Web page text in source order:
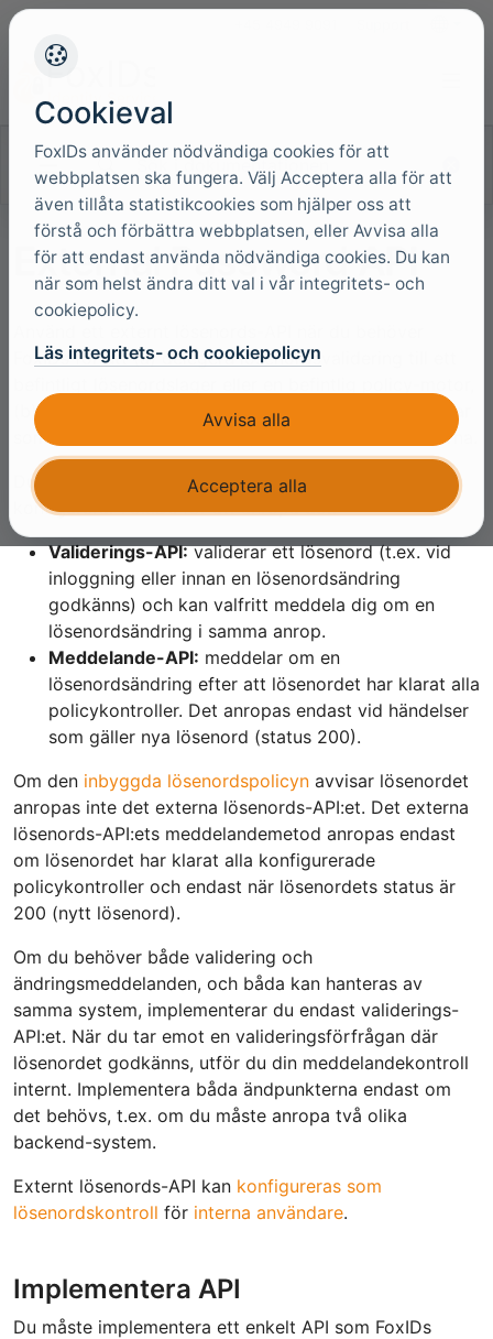
Sök i dokumentationen
External Password API
FoxIDs för att (a) delegera lösenordsvalidering till ett
(b) meddela ett externt system om lösenordsändringar
som utförts i FoxIDs, eller (c) hantera båda scenarierna.
Du implementerar det externa lösenords-API:et och
konfigurerar FoxIDs för att anropa det.
Validerings-API:validerar ett lösenord (t.ex. vid
inloggning eller innan en lösenordsändring
godkänns) och kan valfritt meddela dig om en
lösenordsändring i samma anrop.
Meddelande-API: meddelar om en
lösenordsändring efter att lösenordet har klarat alla
policykontroller. Det anropas endast vid händelser
som gäller nya lösenord (status 200).
Om den inbyggda lösenordspolicyn avvisar lösenordet
anropas inte det externa lösenords-API:et. Det externa
lösenords-API:ets meddelandemetod anropas endast
om lösenordet har klarat alla konfigurerade
policykontroller och endast när lösenordets status är
200 (nytt lösenord).
Om du behöver både validering och
ändringsmeddelanden, och båda kan hanteras av
samma system, implementerar du endast validerings-
API:et. När du tar emot en valideringsförfrågan där
lösenordet godkänns, utför du din meddelandekontroll
internt. Implementera båda ändpunkterna endast om
det behövs, t.ex. om du måste anropa två olika
backend-system.
Externt lösenords-API kan konfigureras som
lösenordskontroll för interna användare.
Implementera API
Du måste implementera ett enkelt API som FoxIDs
Cookieval
FoxIDs använder nödvändiga cookies för att
webbplatsen ska fungera. Välj Acceptera alla för att
även tillåta statistikcookies som hjälper oss att
förstå och förbättra webbplatsen, eller Avvisa alla
för att endast använda nödvändiga cookies. Du kan
när som helst ändra ditt val i vår integritets- och
cookiepolicy.
Läs integritets- och cookiepolicyn
Avvisa alla
Acceptera alla